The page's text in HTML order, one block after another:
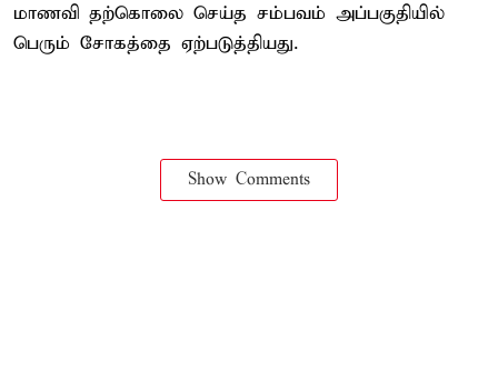
மாணவி தற்கொலை செய்த சம்பவம் அப்பகுதியில்
பெரும் சோகத்தை ஏற்படுத்தியது.
Show Comments